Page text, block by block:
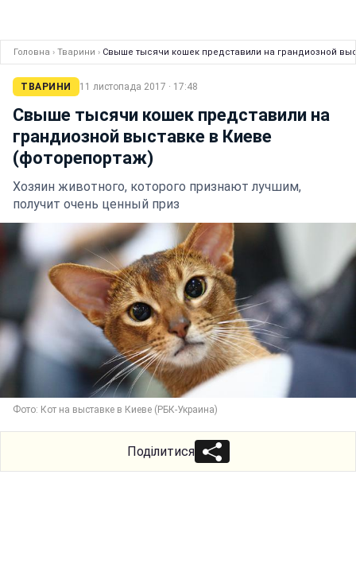
Головна › Тварини › Свыше тысячи кошек представили на грандиозной
ТВАРИНИ 11 листопада 2017 · 17:48
Свыше тысячи кошек представили на
грандиозной выставке в Киеве
(фоторепортаж)
Хозяин животного, которого признают лучшим,
получит очень ценный приз
Фото: Кот на выставке в Киеве (РБК-Украина)
Поділитися